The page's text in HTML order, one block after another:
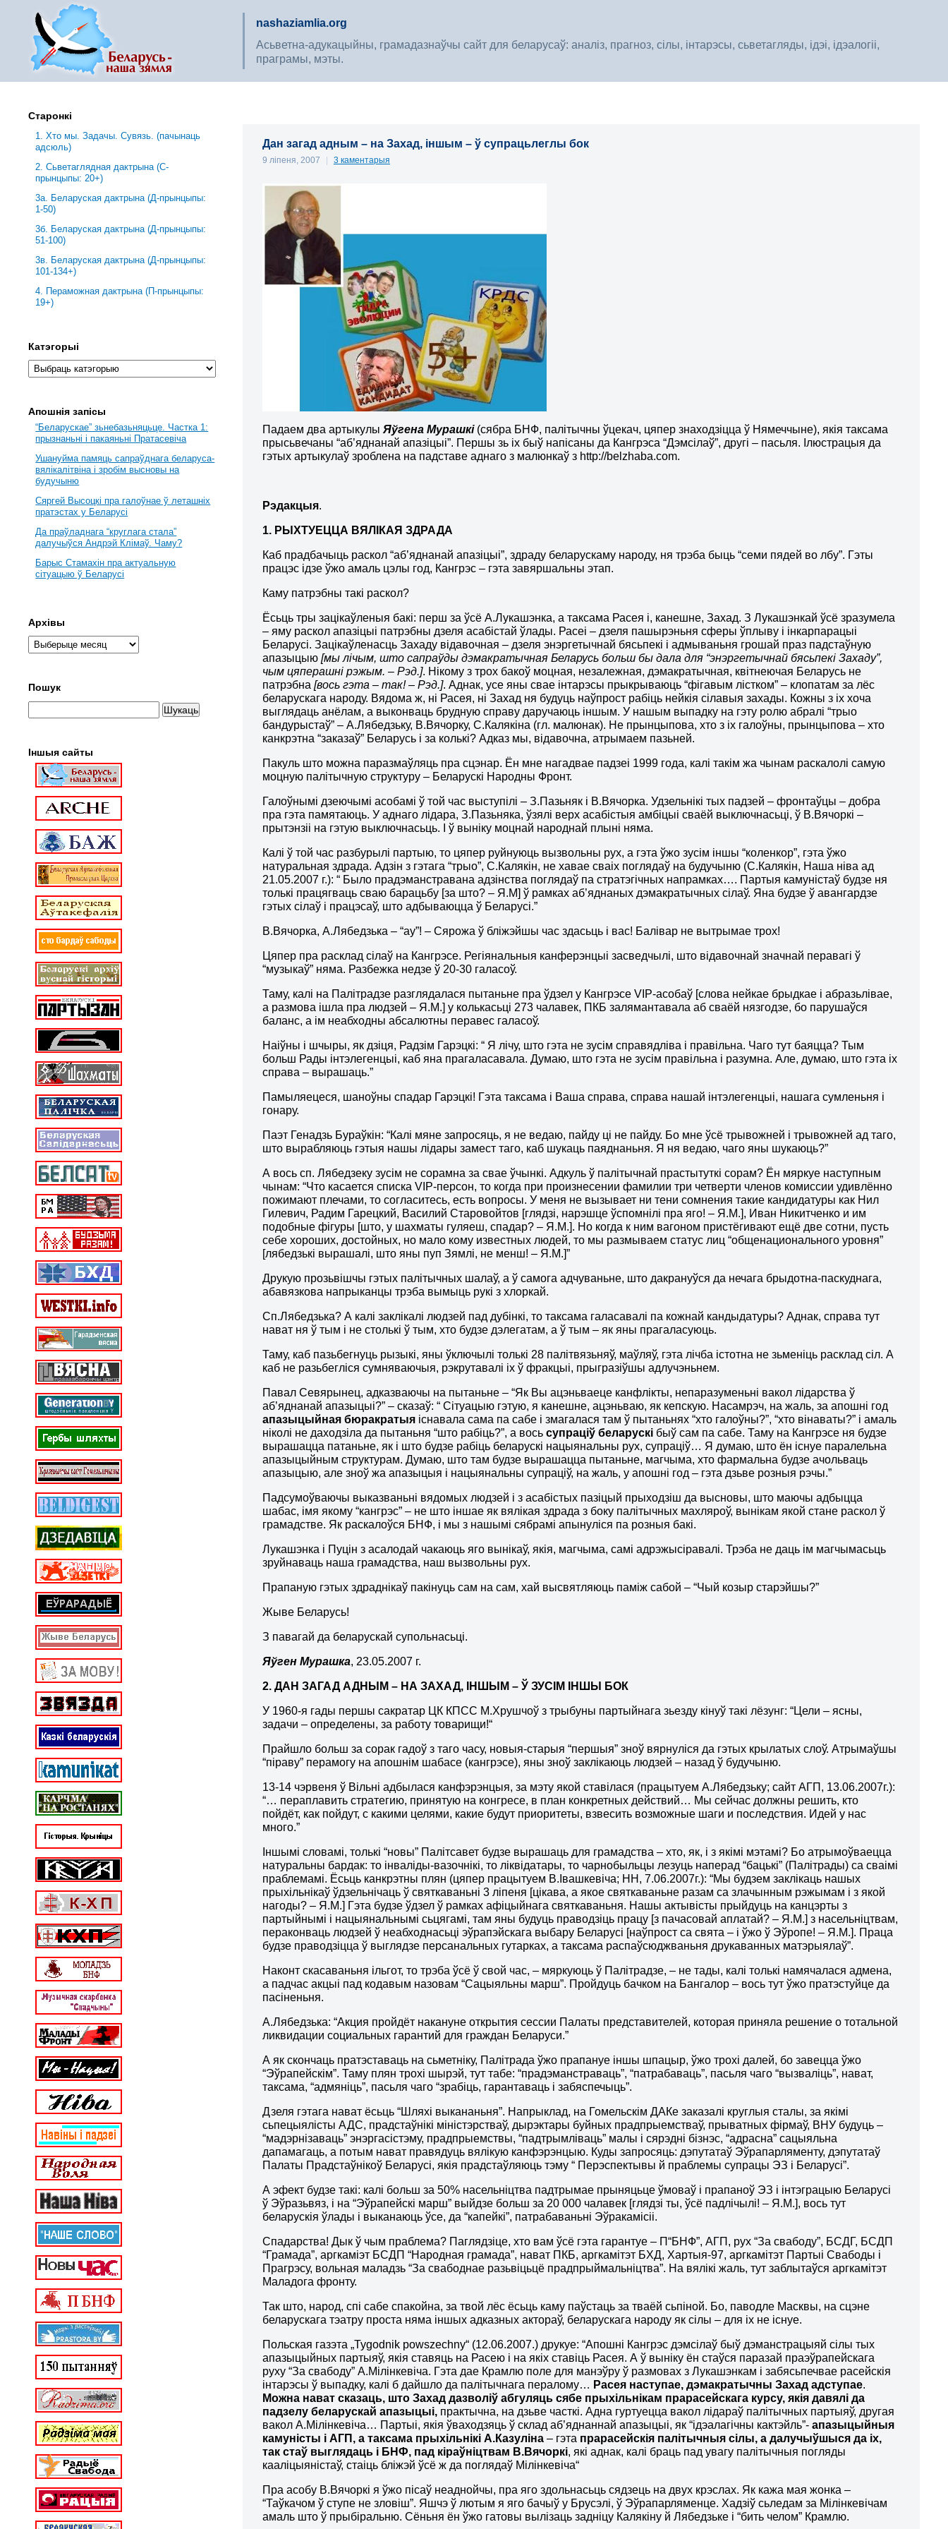
nashaziamlia.org
Асьветна-адукацыйны, грамадазнаўчы сайт для беларусаў: аналіз, прагноз, сілы, інтарэсы, сьветагляды, ідэі, ідэалогіі,
праграмы, мэты.
Дан загад адным – на Захад, іншым – ў супрацьлеглы бок
9 ліпеня, 2007 | 3 каментарыя
Падаем два артыкулыЯўгена Мурашкі (сябра БНФ, палітычны ўцекач, цяпер знаходзіцца ў Нямеччыне), якія таксама
прысьвечаны “аб’яднанай апазіцыі”. Першы зь іх быў напісаны да Кангрэса “Дэмсілаў”, другі – пасьля. Ілюстрацыя да
гэтых артыкулаў зроблена на падставе аднаго з малюнкаў з http://belzhaba.com.
Рэдакцыя.
1. РЫХТУЕЦЦА ВЯЛІКАЯ ЗДРАДА
Каб прадбачыць раскол “аб’яднанай апазіцыі”, здраду беларускаму народу, ня трэба быць “семи пядей во лбу”. Гэты
працэс ідзе ўжо амаль цэлы год, Кангрэс – гэта завяршальны этап.
Каму патрэбны такі раскол?
Ёсьць тры зацікаўленыя бакі: перш за ўсё А.Лукашэнка, а таксама Расея і, канешне, Захад. З Лукашэнкай ўсё зразумела
– яму раскол апазіцыі патрэбны дзеля асабістай ўлады. Расеі – дзеля пашырэньня сферы ўплыву і інкарпарацыі
Беларусі. Зацікаўленасць Захаду відавочная – дзеля энэргетычнай бясьпекі і адмываньня грошай праз падстаўную
апазыцыю[мы лічым, што сапраўды дэмакратычная Беларусь больш бы дала для “энэргетычнай бясьпекі Захаду”,
чым цяперашні рэжым. – Рэд.]. Нікому з трох бакоў моцная, незалежная, дэмакратычная, квітнеючая Беларусь не
патрэбна[вось гэта – так! – Рэд.]. Аднак, усе яны свае інтарэсы прыкрываюць “фігавым лістком” – клопатам за лёс
беларускага народу. Вядома ж, ні Расея, ні Захад ня будуць наўпрост рабіць нейкія сілавыя захады. Кожны з іх хоча
выглядаць анёлам, а выконваць брудную справу даручаюць іншым. У нашым выпадку на гэту ролю абралі “трыо
бандурыстаў” – А.Лябедзьку, В.Вячорку, С.Калякіна (гл. малюнак). Не прынцыпова, хто з іх галоўны, прынцыпова – хто
канкрэтна “заказаў” Беларусь і за колькі? Адказ мы, відавочна, атрымаем пазьней.
Пакуль што можна паразмаўляць пра сцэнар. Ён мне нагадвае падзеі 1999 года, калі такім жа чынам раскалолі самую
моцную палітычную структуру – Беларускі Народны Фронт.
Галоўнымі дзеючымі асобамі ў той час выступілі – З.Пазьняк і В.Вячорка. Удзельнікі тых падзей – фронтаўцы – добра
пра гэта памятаюць. У аднаго лідара, З.Пазьняка, ўзялі верх асабістыя амбіцыі сваёй выключнасьці, ў В.Вячоркі –
прытэнзіі на гэтую выключнасьць. І ў выніку моцнай народнай плыні няма.
Калі ў той час разбурылі партыю, то цяпер руйнуюць вызвольны рух, а гэта ўжо зусім іншы “коленкор”, гэта ўжо
натуральная здрада. Адзін з гэтага “трыо”, С.Калякін, не хавае сваіх поглядаў на будучыню (С.Калякін, Наша ніва ад
21.05.2007 г.): “ Было прадэманстравана адзінства поглядаў па стратэгічных напрамках…. Партыя камуністаў будзе ня
толькі працягваць сваю барацьбу [за што? – Я.М] ў рамках аб’яднаных дэмакратычных сілаў. Яна будзе ў авангардзе
гэтых сілаў і працэсаў, што адбываюцца ў Беларусі.”
В.Вячорка, А.Лябедзька – “ау”! – Сярожа ў бліжэйшы час здасьць і вас! Балівар не вытрымае трох!
Цяпер пра расклад сілаў на Кангрэсе. Регіянальныя канферэнцыі засведчылі, што відавочнай значнай перавагі ў
“музыкаў” няма. Разбежка недзе ў 20-30 галасоў.
Таму, калі на Палітрадзе разглядалася пытаньне пра ўдзел у Кангрэсе VIP-асобаў [слова нейкае брыдкае і абразьлівае,
а размова ішла пра людзей – Я.М.] у колькасьці 273 чалавек, ПКБ залямантавала аб сваёй нязгодзе, бо парушаўся
баланс, а ім неабходны абсалютны перавес галасоў.
Наіўны і шчыры, як дзіця, Радзім Гарэцкі: “ Я лічу, што гэта не зусім справядліва і правільна. Чаго тут баяцца? Тым
больш Рады інтэлегенцыі, каб яна прагаласавала. Думаю, што гэта не зусім правільна і разумна. Але, думаю, што гэта іх
справа – вырашаць.”
Памыляецеся, шаноўны спадар Гарэцкі! Гэта таксама і Ваша справа, справа нашай інтэлегенцыі, нашага сумленьня і
гонару.
Паэт Генадзь Бураўкін: “Калі мяне запросяць, я не ведаю, пайду ці не пайду. Бо мне ўсё трывожней і трывожней ад таго,
што вырабляюць гэтыя нашы лідары замест таго, каб шукаць паяднаньня. Я ня ведаю, чаго яны шукаюць?”
А вось сп. Лябедзеку зусім не сорамна за свае ўчынкі. Адкуль ў палітычнай прастытуткі сорам? Ён мяркуе наступным
чынам: “Что касается списка VIP-персон, то когда при произнесении фамилии три четверти членов комиссии удивлённо
пожимают плечами, то согласитесь, есть вопросы. У меня не вызывает ни тени сомнения такие кандидатуры как Нил
Гилевич, Радим Гарецкий, Василий Старовойтов [глядзі, нарэшце ўспомнілі пра яго! – Я.М.], Иван Никитченко и им
подобные фігуры [што, у шахматы гуляеш, спадар? – Я.М.]. Но когда к ним вагоном пристёгивают ещё две сотни, пусть
себе хороших, достойных, но мало кому известных людей, то мы размываем статус лиц “общенационального уровня”
[лябедзькі вырашалі, што яны пуп Зямлі, не менш! – Я.М.]”
Друкую прозьвішчы гэтых палітычных шалаў, а ў самога адчуваньне, што дакрануўся да нечага брыдотна-паскуднага,
абавязкова напрыканцы трэба вымыць рукі з хлоркай.
Сп.Лябедзька? А калі заклікалі людзей пад дубінкі, то таксама галасавалі па кожнай кандыдатуры? Аднак, справа тут
нават ня ў тым і не столькі ў тым, хто будзе дэлегатам, а ў тым – як яны прагаласуюць.
Таму, каб пазьбегнуць рызыкі, яны ўключылі толькі 28 палітвязьняў, маўляў, гэта лічба істотна не зьменіць расклад сіл. А
каб не разьбегліся сумняваючыя, рэкрутавалі іх ў фракцыі, прыгразіўшы адлучэньнем.
Павал Севярынец, адказваючы на пытаньне – “Як Вы ацэньваеце канфлікты, непаразуменьні вакол лідарства ў
аб’яднанай апазыцыі?” – сказаў: “ Сітуацыю гэтую, я канешне, ацэньваю, як кепскую. Насамрэч, на жаль, за апошні год
апазыцыйная бюракратыя існавала сама па сабе і змагалася там ў пытаньнях “хто галоўны?”, “хто вінаваты?” і амаль
ніколі не даходзіла да пытаньня “што рабіць?”, а восьсупраціў беларускі быў сам па сабе. Таму на Кангрэсе ня будзе
вырашацца патаньне, як і што будзе рабіць беларускі нацыянальны рух, супраціў… Я думаю, што ён існуе паралельна
апазыцыйным структурам. Думаю, што там будзе вырашацца пытаньне, магчыма, хто фармальна будзе ачольваць
апазыцыю, але зноў жа апазыцыя і нацыянальны супраціў, на жаль, у апошні год – гэта дзьве розныя рэчы.”
Падсумоўваючы выказваньні вядомых людзей і з асабістых пазіцый прыходзіш да высновы, што маючы адбыцца
шабас, імя якому “кангрэс” – не што іншае як вялікая здрада з боку палітычных махляроў, вынікам якой стане раскол ў
грамадстве. Як раскалоўся БНФ, і мы з нашымі сябрамі апынуліся па розныя бакі.
Лукашэнка і Пуцін з асалодай чакаюць яго вынікаў, якія, магчыма, самі адрэжысіравалі. Трэба не даць ім магчымасьць
зруйнаваць наша грамадства, наш вызвольны рух.
Прапаную гэтых здраднікаў пакінуць сам на сам, хай высвятляюць паміж сабой – “Чый козыр старэйшы?”
Жыве Беларусь!
З павагай да беларускай супольнасьці.
Яўген Мурашка, 23.05.2007 г.
2.ДАНЗАГАД АДНЫМ – НА ЗАХАД, ІНШЫМ –Ў ЗУСІМ ІНШЫ БОК
У 1960-я гады першы сакратар ЦК КПСС М.Хрушчоў з трыбуны партыйнага зьезду кінуў такі лёзунг: “Цели – ясны,
задачи – определены, за работу товарищи!“
Прайшло больш за сорак гадоў з таго часу, новыя-старыя “першыя” зноў вярнуліся да гэтых крылатых слоў. Атрымаўшы
“піраву” перамогу на апошнім шабасе (кангрэсе), яны зноў заклікаюць людзей – назад ў будучыню.
13-14 чэрвеня ў Вільні адбылася канфэрэнцыя, за мэту якой ставілася (працытуем А.Лябедзьку; сайт АГП, 13.06.2007г.):
“… пераплавить стратегию, принятую на конгресе, в план конкретных действий… Мы сейчас должны решить, кто
пойдёт, как пойдут, с какими целями, какие будут приоритеты, взвесить возможные шаги и последствия. Идей у нас
много.”
Іншымі словамі, толькі “новы” Палітсавет будзе вырашаць для грамадства – хто, як, і з якімі мэтамі? Бо атрымоўваецца
натуральны бардак: то інваліды-вазочнікі, то ліквідатары, то чарнобыльцы лезуць наперад “бацькі” (Палітрады) са сваімі
праблемамі. Ёсьць канкрэтны плян (цяпер працытуем В.Івашкевіча; НН, 7.06.2007г.): “Мы будзем заклікаць нашых
прыхільнікаў ўдзельнічаць ў святкаваньні 3 ліпеня [цікава, а якое святкаваньне разам са злачынным рэжымам і з якой
нагоды? – Я.М.] Гэта будзе ўдзел ў рамках афіцыйнага святкаваньня. Нашы актывісты прыйдуць на канцэрты з
партыйнымі і нацыянальнымі сьцягамі, там яны будуць праводзіць працу [з пачасовай аплатай? – Я.М.] з насельніцтвам,
пераконваць людзей ў неабходнасьці эўрапэйскага выбару Беларусі [наўпрост са свята – і ўжо ў Эўропе! – Я.М.]. Праца
будзе праводзіцца ў выглядзе персанальных гутарках, а таксама распаўсюджваньня друкаванных матэрыялаў”.
Наконт скасаваньня ільгот, то трэба ўсё ў свой час, – мяркуюць ў Палітрадзе, – не тады, калі толькі намячалася адмена,
а падчас акцыі пад кодавым назовам “Сацыяльны марш”. Пройдуць бачком на Бангалор – вось тут ўжо пратэстуйце да
пасіненьня.
А.Лябедзька: “Акция пройдёт накануне открытия сессии Палаты представителей, которая приняла решение о тотальной
ликвидации социальных гарантий для граждан Беларуси.”
А як скончаць пратэставаць на сьметніку, Палітрада ўжо прапануе іншы шпацыр, ўжо трохі далей, бо завецца ўжо
“Эўрапейскім”. Таму плян трохі шырэй, тут табе: “прадэманстраваць”, “патрабаваць”, пасьля чаго “вызваліць”, нават,
таксама, “адмяніць”, пасьля чаго “зрабіць, гарантаваць і забяспечыць”.
Дзеля гэтага нават ёсьць “Шляхі выкананьня”. Напрыклад, на Гомельскім ДАКе заказалі круглыя сталы, за якімі
сьпецыялісты АДС, прадстаўнікі міністэрстваў, дырэктары буйных прадпрыемстваў, прыватных фірмаў, ВНУ будуць –
“мадэрнізаваць” энэргасістэму, прадпрыемствы, “падтрымліваць” малы і сярэдні бізнэс, “адрасна” сацыяльна
дапамагаць, а потым нават правядуць вялікую канфэрэнцыю. Куды запросяць: дэпутатаў Эўрапарляменту, дэпутатаў
Палаты Прадстаўнікоў Беларусі, якія прадстаўляюць тэму “ Перэспектывы й праблемы супрацы ЭЗ і Беларусі”.
А эфект будзе такі: калі больш за 50% насельніцтва падтрымае прыняцьце ўмоваў і прапаноў ЭЗ і інтэграцыю Беларусі
ў Эўразьвяз, і на “Эўрапейскі марш” выйдзе больш за 20 000 чалавек [глядзі ты, ўсё падлічылі! – Я.М.], вось тут
беларускія ўлады і выканаюць ўсе, да “капейкі”, патрабаваньні Эўракамісіі.
Спадарства! Дык ў чым праблема? Паглядзіце, хто вам ўсё гэта гарантуе – П“БНФ”, АГП, рух “За свабоду”, БСДГ, БСДП
“Грамада”, аргкаміэт БСДП “Народная грамада”, нават ПКБ, аргкамітэт БХД, Хартыя-97, аргкамітэт Партыі Свабоды і
Прагрэсу, вольная маладзь “За свабоднае разьвіцьцё прадпрыймальніцтва”. На вялікі жаль, тут заблытаўся аргкамітэт
Маладога фронту.
Так што, народ, спі сабе спакойна, за твой лёс ёсьць каму паўстаць за тваёй сьпіной. Бо, паводле Масквы, на сцэне
беларускага тэатру проста няма іншых адказных актораў, беларускага народу як сілы – для іх не існуе.
Польская газэта „Tygodnik powszechny“ (12.06.2007.) друкуе: “Апошні Кангрэс дэмсілаў быў дэманстрацыяй сілы тых
апазыцыйных партыяў, якія ставяць на Расею і на якіх ставіць Расея. А ў выніку ён стаўся паразай праэўрапейскага
руху “За свабоду” А.Мілінкевіча. Гэта дае Крамлю поле для манэўру ў размовах з Лукашэнкам і забясьпечвае расейскія
інтарэсы ў выпадку, калі б дайшло да палітычнага пералому… Расея наступае, дэмакратычны Захад адступае.
Можна нават сказаць, што Захад дазволіў абгуляць сябе прыхільнікам прарасейскага курсу, якія давялі да
падзелу беларускай апазыцыі, практычна, на дзьве часткі. Адна гуртуецца вакол лідараў палітычных партыяў, другая
вакол А.Мілінкевіча… Партыі, якія ўваходзяць ў склад аб’яднаннай апазыцыі, як “ідэалагічны кактэйль”-апазыцыйныя
камуністы і АГП, а таксама прыхільнікі А.Казуліна – гэта прарасейскія палітычныя сілы, а далучыўшыся да іх,
так стаў выглядаць і БНФ, пад кіраўніцтвам В.Вячоркі, які аднак, калі браць пад увагу палітычныя погляды
кааліцыяністаў, стаіць бліжэй ўсё ж да поглядаў Мілінкевіча“
Пра асобу В.Вячоркі я ўжо пісаў неаднойчы, пра яго здольнасьць сядзець на двух крэслах. Як кажа мая жонка –
“Таўкачом ў ступе не зловіш”. Яшчэ ў лютым я яго бачыў у Брусэлі, ў Эўрапарляменце. Хадзіў сьледам за Мілінкевічам
амаль што ў прыбіральню. Сёньня ён ўжо гатовы вылізаць задніцу Калякіну й Лябедзьке і “бить челом” Крамлю.
Старонкі
1. Хто мы. Задачы. Сувязь. (пачынаць
адсюль)
2. Сьветаглядная дактрына (С-
прынцыпы: 20+)
3a. Беларуская дактрына (Д-прынцыпы:
1-50)
3б. Беларуская дактрына (Д-прынцыпы:
51-100)
3в. Беларуская дактрына (Д-прынцыпы:
101-134+)
4. Пераможная дактрына (П-прынцыпы:
19+)
Катэгорыі
Апошнія запісы
“Беларускае” зьнебазьняцьце. Частка 1:
прызнаньні і пакаяньні Пратасевіча
Ушануйма памяць сапраўднага беларуса-
вялікалітвіна і зробім высновы на
будучыню
Сяргей Высоцкі пра галоўнае ў леташніх
пратэстах у Беларусі
Да праўладнага “круглага стала”
далучыўся Андрэй Клімаў. Чаму?
Барыс Стамахін пра актуальную
сітуацыю ў Беларусі
Архівы
Пошук
Іншыя сайты